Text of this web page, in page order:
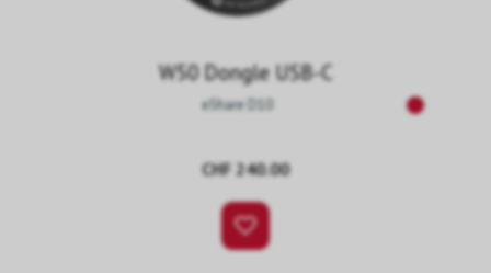
W50 Dongle USB-C
eShare D10
CHF 240.00